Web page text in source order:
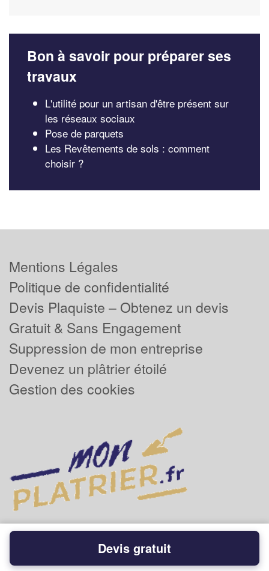
Bon à savoir pour préparer ses
travaux
L'utilité pour un artisan d'être présent sur
les réseaux sociaux
Pose de parquets
Les Revêtements de sols : comment
choisir ?
Mentions Légales
Politique de confidentialité
Devis Plaquiste – Obtenez un devis
Gratuit & Sans Engagement
Suppression de mon entreprise
Devenez un plâtrier étoilé
Gestion des cookies
Powered byPlus que pro
Devis gratuit